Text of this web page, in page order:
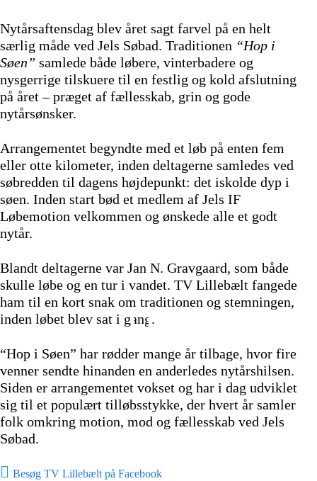
Nytårsaftensdag blev året sagt farvel på en helt
særlig måde ved Jels Søbad. Traditionen “Hop i
Søen” samlede både løbere, vinterbadere og
nysgerrige tilskuere til en festlig og kold afslutning
på året – præget af fællesskab, grin og gode
nytårsønsker.
Arrangementet begyndte med et løb på enten fem
eller otte kilometer, inden deltagerne samledes ved
søbredden til dagens højdepunkt: det iskolde dyp i
søen. Inden start bød et medlem af Jels IF
Løbemotion velkommen og ønskede alle et godt
nytår.
Blandt deltagerne var Jan N. Gravgaard, som både
skulle løbe og en tur i vandet. TV Lillebælt fangede
ham til en kort snak om traditionen og stemningen,
inden løbet blev sat i gang.
“Hop i Søen” har rødder mange år tilbage, hvor fire
venner sendte hinanden en anderledes nytårshilsen.
Siden er arrangementet vokset og har i dag udviklet
sig til et populært tilløbsstykke, der hvert år samler
folk omkring motion, mod og fællesskab ved Jels
Søbad.
Besøg TV Lillebælt på Facebook